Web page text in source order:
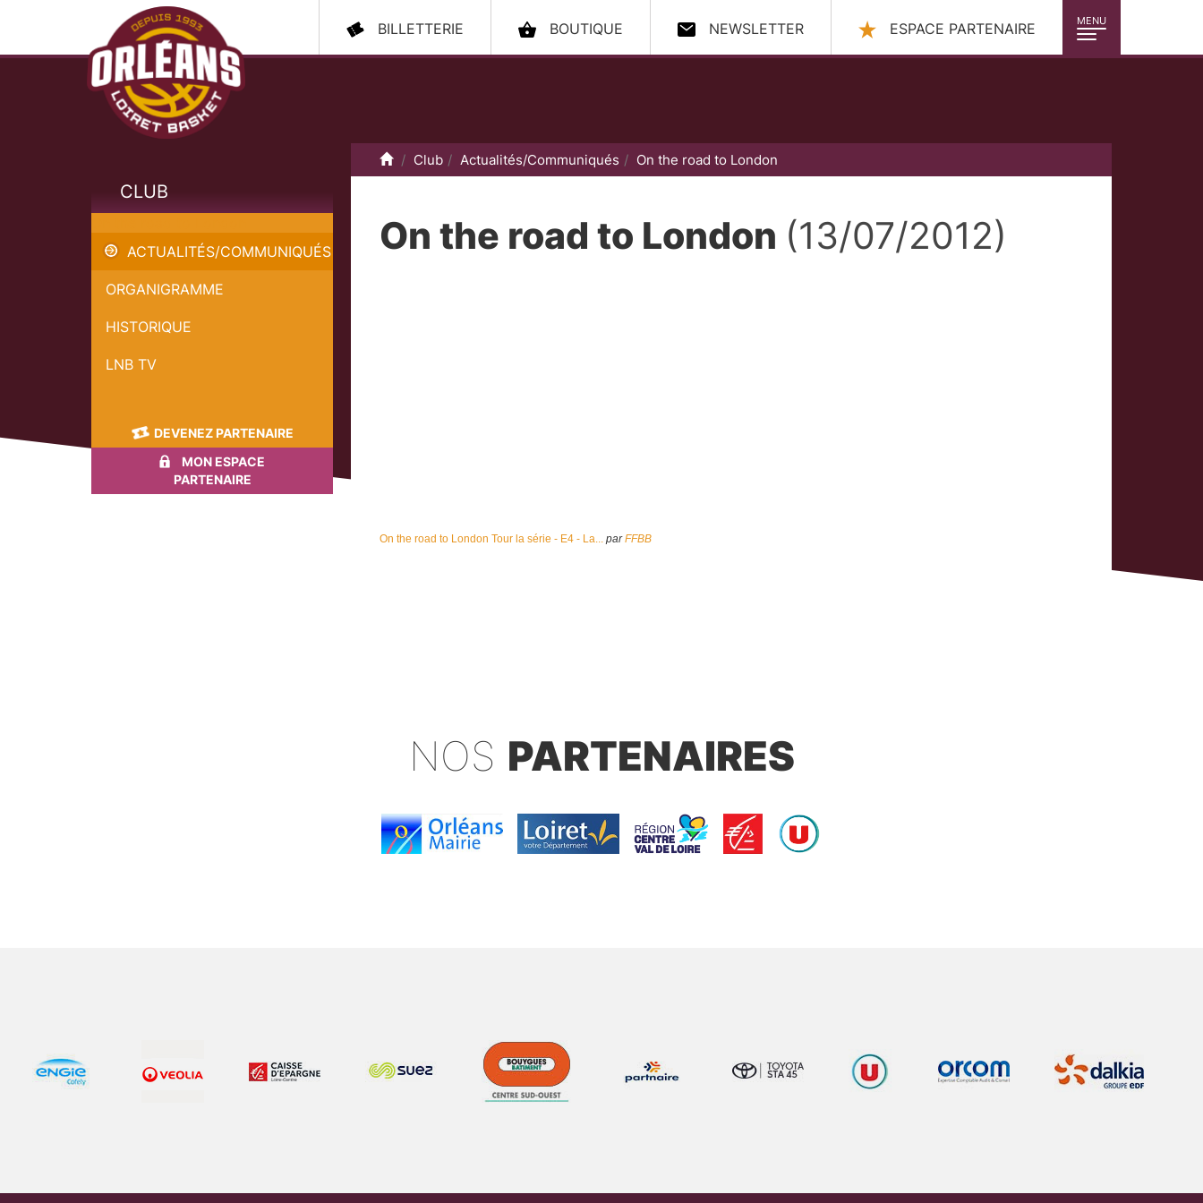
MENU
BILLETTERIE BOUTIQUE NEWSLETTER ESPACE PARTENAIRE
CLUB
ACTUALITÉS/COMMUNIQUÉS
ORGANIGRAMME
HISTORIQUE
LNB TV
DEVENEZ PARTENAIRE
MON ESPACE
PARTENAIRE
Accueil
Club Actualités/Communiqués On the road to London
On the road to London (13/07/2012)
On the road to London Tour la série - E4 - La... parFFBB
NOS PARTENAIRES